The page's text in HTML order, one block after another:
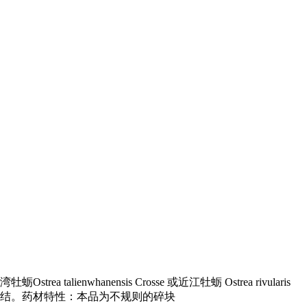
Ostrea talienwhanensis Crosse 或近江牡蛎 Ostrea rivularis
。药材特性：本品为不规则的碎块